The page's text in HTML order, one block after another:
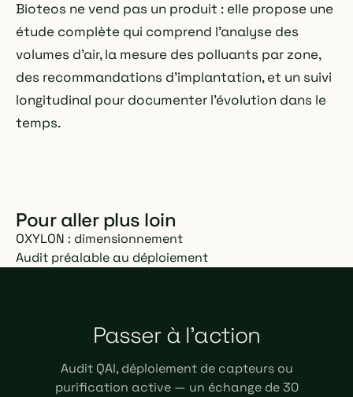
Bioteos ne vend pas un produit : elle propose une
étude complète qui comprend l'analyse des
volumes d'air, la mesure des polluants par zone,
des recommandations d'implantation, et un suivi
longitudinal pour documenter l'évolution dans le
temps.
Pour aller plus loin
OXYLON : dimensionnement
Audit préalable au déploiement
Passer à l'action
Audit QAI, déploiement de capteurs ou
purification active — un échange de 30